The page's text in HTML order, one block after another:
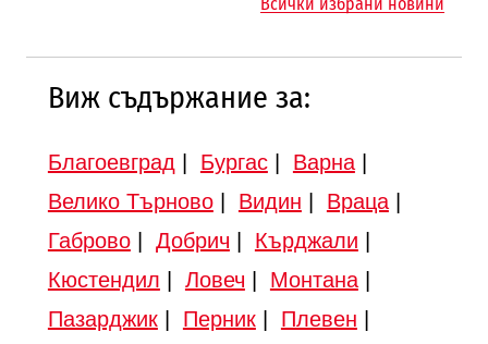
Виж съдържание за:
Благоевград Бургас| Варна|
Велико Търново| Видин Враца|
Габрово| Добрич Кърджали
Кюстендил
Ловеч Монтана|
Пазарджик| Перник| Плевен